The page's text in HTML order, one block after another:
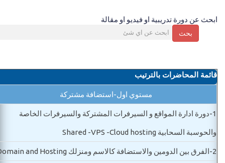
ابحث عن دورة تدريبية او فيديو او مقالة
بحث
قائمة المحاضرات بالترتيب
مستوي اول-استضافة مشتركة
1- دورة ادارة المواقع و السيرفرات المشتركة والسيرفرات الخاصة
والحوسبة السحابية Shared -VPS -Cloud hosting
2- الفرق بين الدومين والاستضافة كالاسم ومنزلك Domain and Hosting